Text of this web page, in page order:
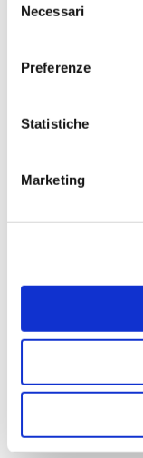
delNecessari
Preferenze
Statistiche
Marketing